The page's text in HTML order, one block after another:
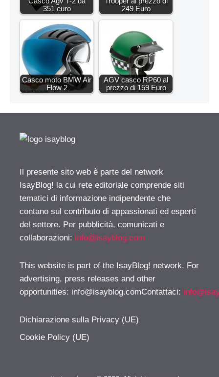
351 euro
249 Euro
Casco moto BMW Air
Flow 2
AGV casco RP60 al
prezzo di 159 Euro
Il presente sito web è parte del network
IsayBlog! la cui rete editoriale comprende siti
tematici di informazione indipendente che
contano sul contributo di appassionati ed esperti
del settore. Per pubblicità, comunicati e
collaborazioni: info@isayblog.com
This website is part of the IsayBlog! network. For
advertising, press releases and other
opportunities: info@isayblog.comContattaci:
Dichiarazione sulla Privacy (UE)
Cookie Policy (UE)